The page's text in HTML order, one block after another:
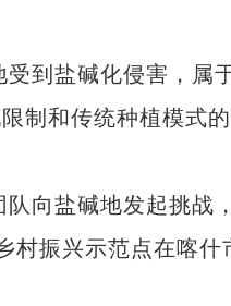
到盐碱化侵害，属
制和传统种植模式
向盐碱地发起挑战
村振兴示范点在喀